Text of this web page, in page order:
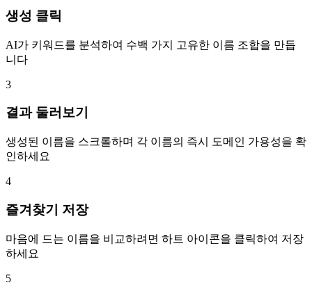
생성 클릭
AI가 키워드를 분석하여 수백 가지 고유한 이름 조합을 만듭
니다
3
결과 둘러보기
생성된 이름을 스크롤하며 각 이름의 즉시 도메인 가용성을 확
인하세요
4
즐겨찾기 저장
마음에 드는 이름을 비교하려면 하트 아이콘을 클릭하여 저장
하세요
5